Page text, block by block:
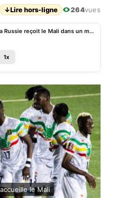
↓Lire hors-ligne 264vues
Fenêtre Fifia: la Russie reçoit le Mali dans un match amical international
1x
le Mali